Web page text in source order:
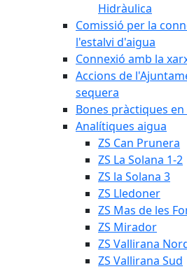
Hidràulica
Comissió per la
l'estalvi d'aigua
Connexió amb la
Accions de
sequera
Bones pràctiques
Analítiques aigua
ZS Can Prunera
ZS La Solana 1-2
ZS la Solana 3
ZS Lledoner
ZS Mas de les
ZS Mirador
ZS Vallirana
ZS Vallirana Sud